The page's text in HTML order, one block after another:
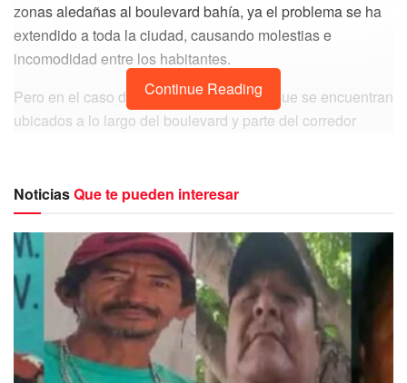
zonas aledañas al boulevard bahía, ya el problema se ha
extendido a toda la ciudad, causando molestias e
incomodidad entre los habitantes.
Pero en el caso de los establecimientos que se encuentran
ubicados a lo largo del boulevard y parte del corredor
esta especie les ha ocasionado pérdidas económicas, por
lo que de acuerdo al regidor Juan Ortiz Cardín presidente
de la Comisión de Asistencia Social y Salud Pública del
Ayuntamiento de Othón P. Blanco, es la SESA quien debe
actuar de manera inmediata y fumigar en las zonas donde
se encuentra el vector.
Pese a que los servicios estatales de salud han afirmado
que el mosco no representa ningún riesgo para la salud de
Continue Reading
NoticiasQue te pueden interesar